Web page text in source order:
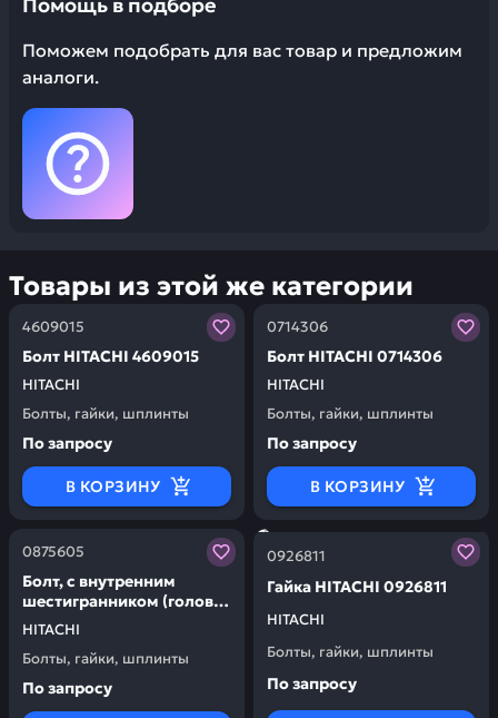
Поможем подобрать для вас товар и предложим
аналоги.
Товары из этой же категории
4609015
HITACHI
Болт HITACHI 4609015
Болты, гайки, шплинты
Заказывая запчасти у нас, вы получаете гарантию
По запросу
В КОРЗИНУ
0714306
HITACHI
Болт HITACHI 0714306
Болты, гайки, шплинты
Заказывая запчасти у
По запросу
В КОРЗИНУ
0875605
HITACHI
Болт, с внутренним
шестигранником (головка
под торцевой ключ)
HITACHI 0875605
Болты, гайки, шплинты
Заказывая запчасти у нас, вы получаете гарантию
По запросу
0926811
HITACHI
Гайка HITACHI 0926811
Болты, гайки, шплинты
Заказывая запчасти у
По запросу